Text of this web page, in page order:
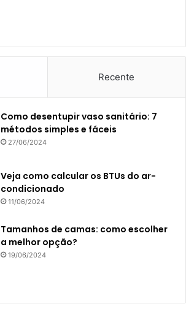
Recente
Como desentupir vaso sanitário: 7
métodos simples e fáceis
27/06/2024
Veja como calcular os BTUs do ar-
condicionado
11/06/2024
Tamanhos de camas: como escolher
a melhor opção?
19/06/2024